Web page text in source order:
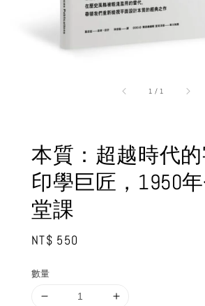
1 / 1
本質：超越時代
印學巨匠，1950
堂課
Regular
NT$ 550
數量